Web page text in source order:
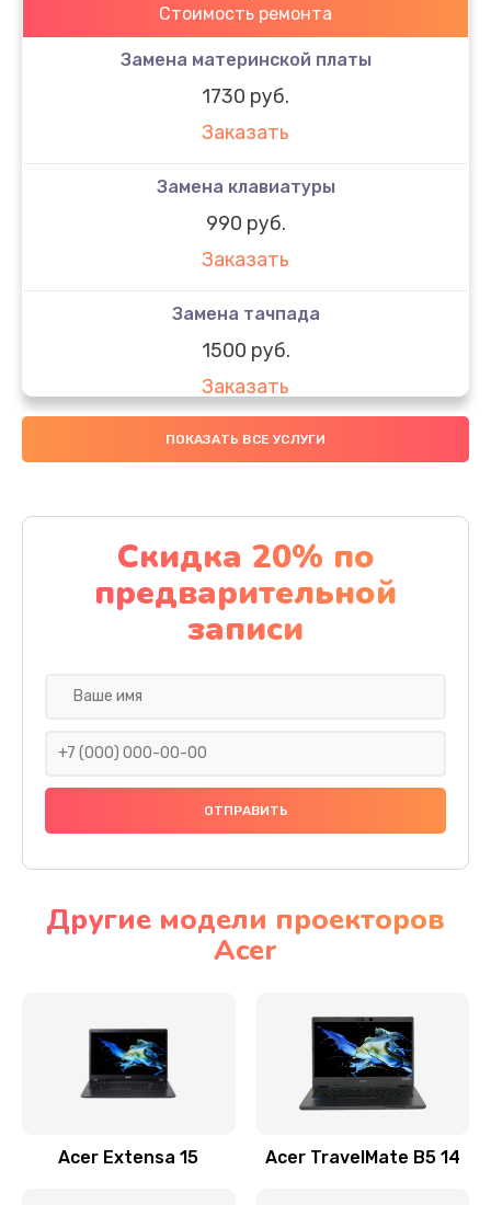
Стоимость ремонта
Замена материнской платы
1730 руб.
Заказать
Замена клавиатуры
990 руб.
Заказать
Замена тачпада
1500 руб.
Заказать
Замена южного моста
Заказать
Чистка от пыли
1060 руб.
Заказать
Ремонт подсветки
Настройка BIOS
Замена видеочипа
Заказать
ПОКАЗАТЬ ВСЕ УСЛУГИ
Скидка 20% по
предварительной
записи
Другие модели проекторов
Acer
Acer Extensa 15 Acer TravelMate B5 14